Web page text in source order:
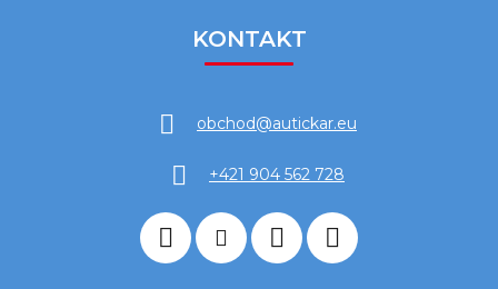
KONTAKT
obchod@autickar.eu
+421 904 562 728